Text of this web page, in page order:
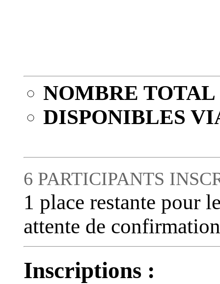
NOMBRE TOTAL
DISPONIBLES
6 PARTICIPANTS
1 place restante pour
attente de confirmation
Inscriptions :